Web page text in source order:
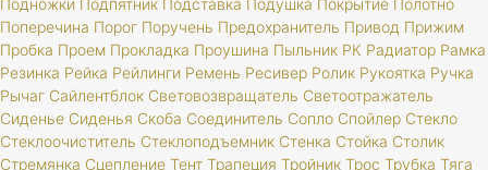
Подножки Подпятник Подставка Подушка Покрытие Полотно
Поперечина Порог Поручень Предохранитель Привод Прижим
Пробка Проем Прокладка Проушина Пыльник РК Радиатор Рамка
Резинка Рейка Рейлинги Ремень Ресивер Ролик Рукоятка Ручка
Рычаг Сайлентблок Световозвращатель Светоотражатель
Сиденье Сиденья Скоба Соединитель Сопло Спойлер Стекло
Стеклоочиститель Стеклоподъемник Стенка Стойка Столик
Стремянка Сцепление Тент Трапеция Тройник Трос Трубка Тяга